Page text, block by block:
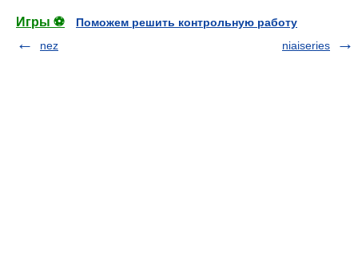
Игры ⚽
Поможем решить контрольную работу
nez
niaiseries